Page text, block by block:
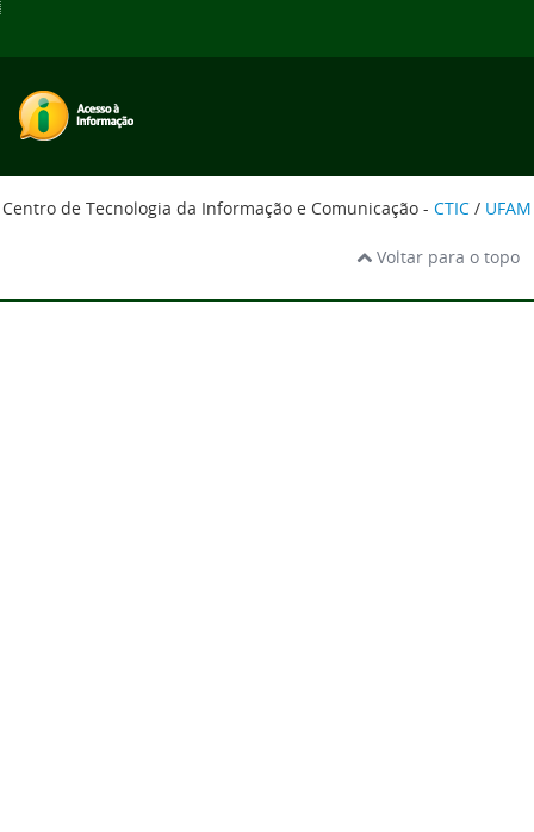
Centro de Tecnologia da Informação e Comunicação - CTIC / UFAM
Voltar para o topo